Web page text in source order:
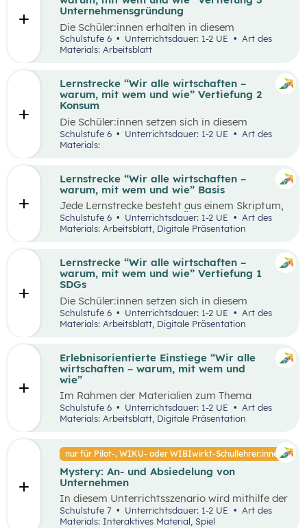
Runde zu Runde verbessern.
Unternehmensgründung
Die Schüler:innen erhalten in diesem
Gedankenexperiment die Möglichkeit ein
Unternehmen unter Berücksichtigung von
Business Model Canvas, welche Bedürfnisse sie
erfüllen wollen und treffen damit verbundene
Entscheidungen. Die Idee wird in einem
Schulstufe 6 Unterrichtsdauer: 1-2 UE
Art des
Materials: Arbeitsblatt
Lernstrecke “Wir alle wirtschaften –
warum, mit wem und wie” Vertiefung 2
Konsum
Die Schüler:innen setzen sich in diesem
Unterrichtsszenario mit nachhaltigem Konsum
auseinander. Sie recherchieren selbstständig zu
Schulstufe 6 Unterrichtsdauer: 1-2 UE
Materials:
Lernstrecke “Wir alle wirtschaften –
warum, mit wem und wie” Basis
Jede Lernstrecke besteht aus einem Skriptum,
welches dazu dient einen Überblick über die
jeweilige Lernstrecke zu erhalten. Mit
Wissen und entwickeln Fähigkeiten,
Einstellungen und Verhaltensbereitschaften, die
sie in ökonomisch geprägten Lebenssituationen
ökonomische Herausforderungen, Aufgaben
und Problemstellungen erkennen, analysieren,
beurteilen und erfolgreich bewältigen zu
Schulstufe 6 Unterrichtsdauer: 1-2 UE
Art des
Materials: Arbeitsblatt, Digitale Präsentation
Lernstrecke “Wir alle wirtschaften –
warum, mit wem und wie” Vertiefung 1
SDGs
Die Schüler:innen setzen sich in diesem
Unterrichtsszenario mit den SDGs (Sustainable
Development Goals) auseinander. Sie wählen ein
SDG und entdecken in ihrer Umgebung Orte, an
machen ein Foto davon. Anschließend werden
Verbesserungsvorschläge erarbeitet.
Schulstufe 6 Unterrichtsdauer: 1-2 UE
Materials: Arbeitsblatt, Digitale Präsentation
Erlebnisorientierte Einstiege “Wir alle
wirtschaften – warum, mit wem und
wie”
Im Rahmen der Materialien zum Thema
“Grundlagen der Wirtschaft” werden drei
mögliche Einstiegsideen vorgestellt. Diese
Vorschläge zeichnen sich nicht nur durch ihre
als Erlebnisse konzipiert, um die Schüler:innen
aktiv in den Lernprozess einzubinden.
Schulstufe 6 Unterrichtsdauer: 1-2 UE
Materials: Arbeitsblatt, Digitale Präsentation
nur für Pilot-, WIKU- oder WIBIwirkt-Schullehrer:innen
Mystery: An- und Absiedelung von
Unternehmen
In diesem Unterrichtsszenario wird mithilfe der
Methode Mystery das Thema „Ansiedelung von
Unternehmen“ vertiefend behandelt. Im
Schulstufe 7 Unterrichtsdauer: 1-2 UE
Art des
Materials: Interaktives Material, Spiel